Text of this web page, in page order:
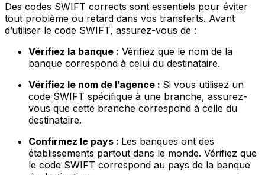
Des codes SWIFT corrects sont essentiels pour éviter
tout problème ou retard dans vos transferts. Avant
d’utiliser le code SWIFT, assurez-vous de :
Vérifiez la banque : Vérifiez que le nom de la
banque correspond à celui du destinataire.
Vérifiez le nom de l’agence : Si vous utilisez un
code SWIFT spécifique à une branche, assurez-
vous que cette branche correspond à celle du
destinataire.
Confirmez le pays : Les banques ont des
établissements partout dans le monde. Vérifiez que
le code SWIFT correspond au pays de la banque